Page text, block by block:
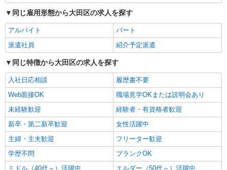
賞与：基本給2.08ヶ月分/年支給 ◎残業時は別途時
間外手当支給（超過1分〜）
同じ雇用形態から大田区の求人を探す
アルバイト
パート
派遣社員
紹介予定派遣
同じ特徴から大田区の求人を探す
入社日応相談
履歴書不要
Web面接OK
職場見学OKまたは説明会あり
未経験歓迎
経験者・有資格者歓迎
新卒・第二新卒歓迎
女性活躍中
主婦・主夫歓迎
フリーター歓迎
学歴不問
ブランクOK
ミドル（40代～）活躍中
エルダー（50代～）活躍中